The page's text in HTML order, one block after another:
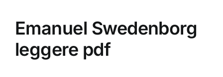
Emanuel Swedenborg
leggere pdf